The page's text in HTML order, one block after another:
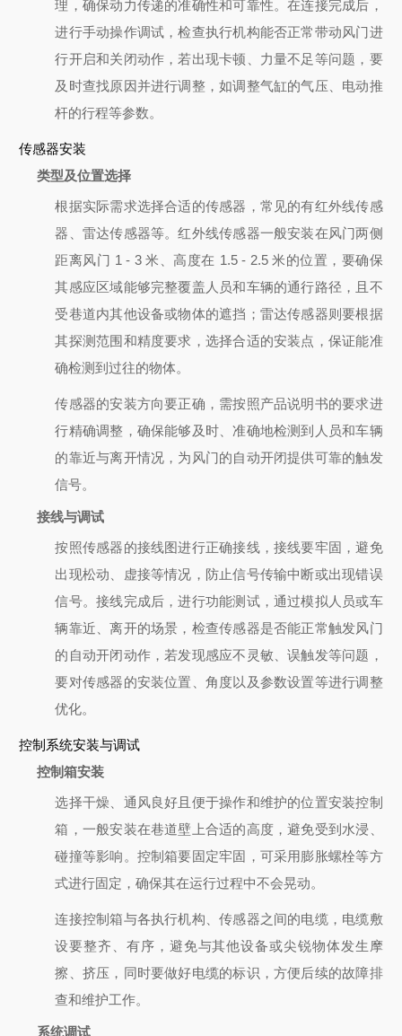
理，确保动力传递的准确性和可靠性。在连接完成后，
进行手动操作调试，检查执行机构能否正常带动风门进
行开启和关闭动作，若出现卡顿、力量不足等问题，要
及时查找原因并进行调整，如调整气缸的气压、电动推
杆的行程等参数。
传感器安装
类型及位置选择
根据实际需求选择合适的传感器，常见的有红外线传感
器、雷达传感器等。红外线传感器一般安装在风门两侧
距离风门 1 - 3 米、高度在 1.5 - 2.5 米的位置，要确保
其感应区域能够完整覆盖人员和车辆的通行路径，且不
受巷道内其他设备或物体的遮挡；雷达传感器则要根据
其探测范围和精度要求，选择合适的安装点，保证能准
确检测到过往的物体。
传感器的安装方向要正确，需按照产品说明书的要求进
行精确调整，确保能够及时、准确地检测到人员和车辆
的靠近与离开情况，为风门的自动开闭提供可靠的触发
信号。
接线与调试
按照传感器的接线图进行正确接线，接线要牢固，避免
出现松动、虚接等情况，防止信号传输中断或出现错误
信号。接线完成后，进行功能测试，通过模拟人员或车
辆靠近、离开的场景，检查传感器是否能正常触发风门
的自动开闭动作，若发现感应不灵敏、误触发等问题，
要对传感器的安装位置、角度以及参数设置等进行调整
优化。
控制系统安装与调试
控制箱安装
选择干燥、通风良好且便于操作和维护的位置安装控制
箱，一般安装在巷道壁上合适的高度，避免受到水浸、
碰撞等影响。控制箱要固定牢固，可采用膨胀螺栓等方
式进行固定，确保其在运行过程中不会晃动。
连接控制箱与各执行机构、传感器之间的电缆，电缆敷
设要整齐、有序，避免与其他设备或尖锐物体发生摩
擦、挤压，同时要做好电缆的标识，方便后续的故障排
查和维护工作。
系统调试